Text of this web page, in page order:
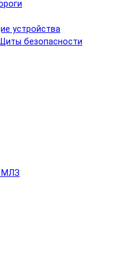
устройства
безопасности
МЛЗ